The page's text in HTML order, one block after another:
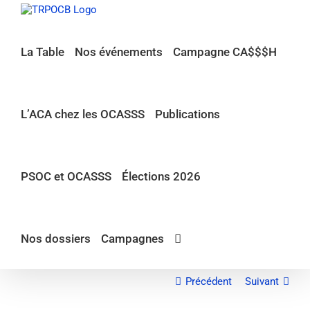
Passer
La Table Nos événements Campagne CA$$$H
L’ACA chez les OCASSS Publications
PSOC et OCASSS Élections 2026
Nos dossiers Campagnes
Précédent Suivant